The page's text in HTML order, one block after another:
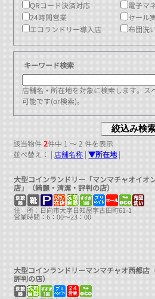
QRコード決済対応
電子マ
24時間営業
セール
エコランドリー導入店
布団洗
キーワード検索
店舗名・所在地を対象に検索します。ス
可能です(or検索)。
該当物件2件中 1 ～ 2 件を表示
並べ替え： |店舗名称 |▼所在地 |
大型コインランドリー「マンマチャオイオ
店」（綺麗・清潔・評判の店）
住 所：日向市大字日知屋字古田町61-1
営業時間：6：00～23：00
大型コインランドリーマンマチャオ西都店
評判の店）